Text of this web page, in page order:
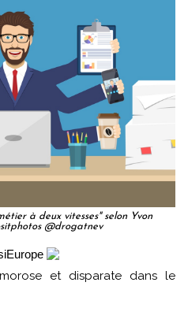
à deux vitesses" selon Yvon
@drogatnev